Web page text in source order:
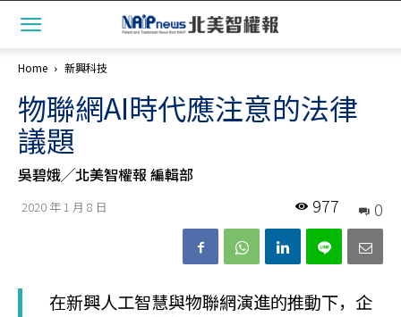
Home 新興科技
物聯網AI時代應注意的法律
議題
吳碧娥╱北美智權報 編輯部
2020 年 1 月 8 日 0
977
在新興人工智慧與物聯網演進的推動下，企